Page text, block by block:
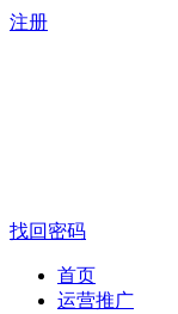
注册
找回密码
首页
运营推广